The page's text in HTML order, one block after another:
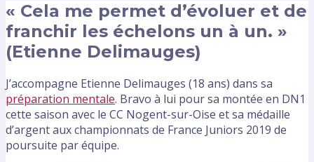
« Cela me permet d’évoluer et de
franchir les échelons un à un. »
(Etienne Delimauges)
J’accompagne Etienne Delimauges (18 ans) dans sa
préparation mentale. Bravo à lui pour sa montée en DN1
cette saison avec le CC Nogent-sur-Oise et sa médaille
d’argent aux championnats de France Juniors 2019 de
poursuite par équipe.